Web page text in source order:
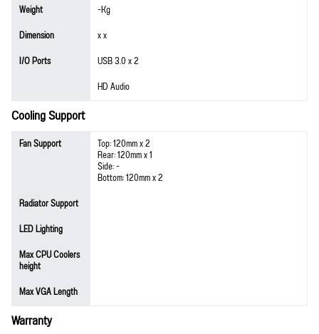
Weight
-Kg
Dimension
x x
I/O Ports
USB 3.0 x 2
HD Audio
Cooling Support
Fan Support Top: 120mm x 2
Rear: 120mm x 1
Side: -
Bottom: 120mm x 2
Radiator Support
LED Lighting
Max CPU Coolers
height
Max VGA Length
Warranty